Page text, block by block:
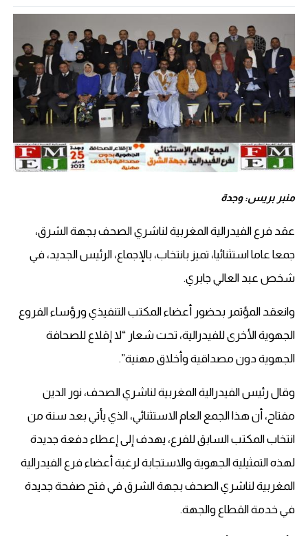
منبر بريس: وجدة
عقد فرع الفيدرالية المغربية لناشري الصحف بجهة الشرق،
جمعا عاما استثنائيا، تميز بانتخاب، بالإجماع، الرئيس الجديد، في
شخص عبد العالي جابري.
وانعقد المؤتمر بحضور أعضاء المكتب التنفيذي ورؤساء الفروع
الجهوية الأخرى للفيدرالية، تحت شعار “لا إقلاع للصحافة
الجهوية دون مصداقية وأخلاق مهنية”.
وقال رئيس الفيدرالية المغربية لناشري الصحف، نور الدين
مفتاح، أن هذا الجمع العام الاستثنائي، الذي يأتي بعد سنة من
انتخاب المكتب السابق للفرع، يهدف إلى إعطاء دفعة جديدة
لهذه التمثيلية الجهوية والاستجابة لرغبة أعضاء فرع الفيدرالية
المغربية لناشري الصحف بجهة الشرق في فتح صفحة جديدة
في خدمة القطاع والجهة.